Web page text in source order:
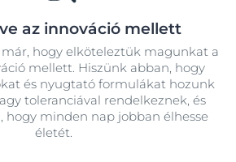
az innováció mellett
már, hogy elköteleztük magunkat a
mellett. Hiszünk abban, hogy
és nyugtató formulákat hozunk
toleranciával rendelkeznek, és
hogy minden nap jobban élhesse
életét.